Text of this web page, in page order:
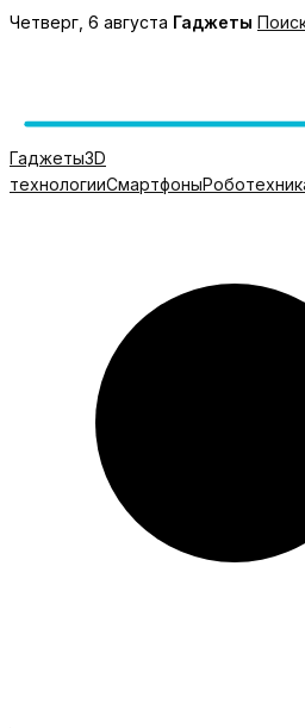
Перейти
Четверг, 6 августа Гаджеты
Гаджеты3D
технологииСмартфоны